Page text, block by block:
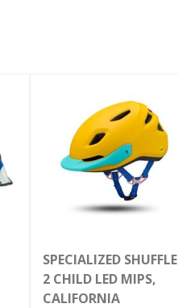
SPECIALIZED SHUFFLE
2 CHILD LED MIPS,
CALIFORNIA